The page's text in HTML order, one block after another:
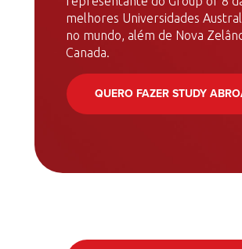
melhores Universidades
no mundo, além de Nova
Canada.
QUERO FAZER STUDY